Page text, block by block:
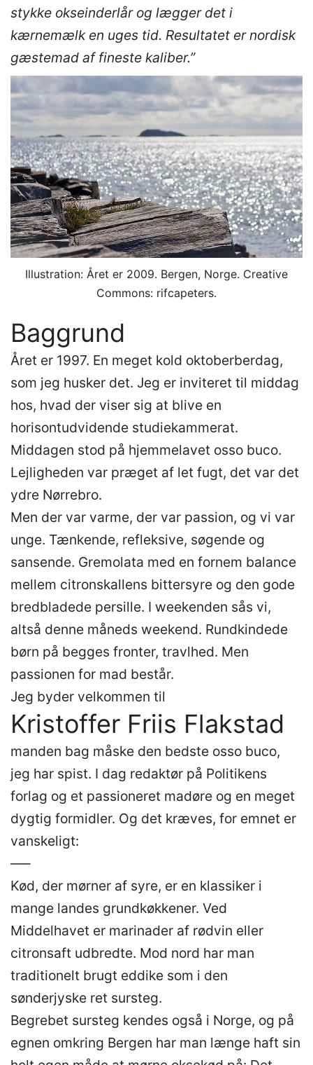
stykke okseinderlår og lægger det i
kærnemælk en uges tid. Resultatet er nordisk
gæstemad af fineste kaliber.”
Illustration: Året er 2009. Bergen, Norge. Creative
Commons: rifcapeters.
Baggrund
Året er 1997. En meget kold oktoberberdag,
som jeg husker det. Jeg er inviteret til middag
hos, hvad der viser sig at blive en
horisontudvidende studiekammerat.
Middagen stod på hjemmelavet osso buco.
Lejligheden var præget af let fugt, det var det
ydre Nørrebro.
Men der var varme, der var passion, og vi var
unge. Tænkende, refleksive, søgende og
sansende. Gremolata med en fornem balance
mellem citronskallens bittersyre og den gode
bredbladede persille. I weekenden sås vi,
altså denne måneds weekend. Rundkindede
børn på begges fronter, travlhed. Men
passionen for mad består.
Jeg byder velkommen til
Kristoffer Friis Flakstad
manden bag måske den bedste osso buco,
jeg har spist. I dag redaktør på Politikens
forlag og et passioneret madøre og en meget
dygtig formidler. Og det kræves, for emnet er
vanskeligt:
—–
Kød, der mørner af syre, er en klassiker i
mange landes grundkøkkener. Ved
Middelhavet er marinader af rødvin eller
citronsaft udbredte. Mod nord har man
traditionelt brugt eddike som i den
sønderjyske ret sursteg.
Begrebet sursteg kendes også i Norge, og på
egnen omkring Bergen har man længe haft sin